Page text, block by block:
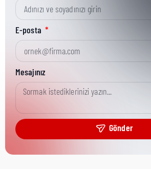
Kısa Parça No:
Ürün Grubu:
Ürün Kategorisi:
Nakliye Yüksekliği:
E-posta
Mesajınız
Gönder